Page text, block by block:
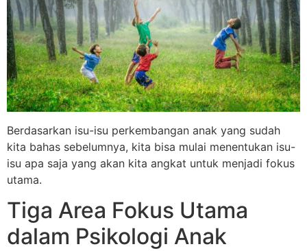
Berdasarkan isu-isu perkembangan anak yang sudah
kita bahas sebelumnya, kita bisa mulai menentukan isu-
isu apa saja yang akan kita angkat untuk menjadi fokus
utama.
Tiga Area Fokus Utama
dalam Psikologi Anak